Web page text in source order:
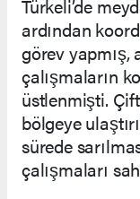
Türkeli’de
ardından
görev yapmış,
çalışmaların
üstlenmişti.
bölgeye
sürede
çalışmaları